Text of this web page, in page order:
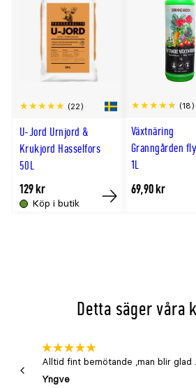
Matchande fat
Fat Ø26cm passar kruka
Fat Ø34cm passar kruka
Fat Ø38cm passar kruka
Fat Ø51cm passar kruka
U-Jord Urnjord &
Krukjord Hasselfors
50L
(22)
Köp i butik
129 kr
Köp
Växtnäring
Granngården
1L
(18)
69,90 kr
Detta säger våra
Alltid fint bemötande ,man blir glad .
Yngve